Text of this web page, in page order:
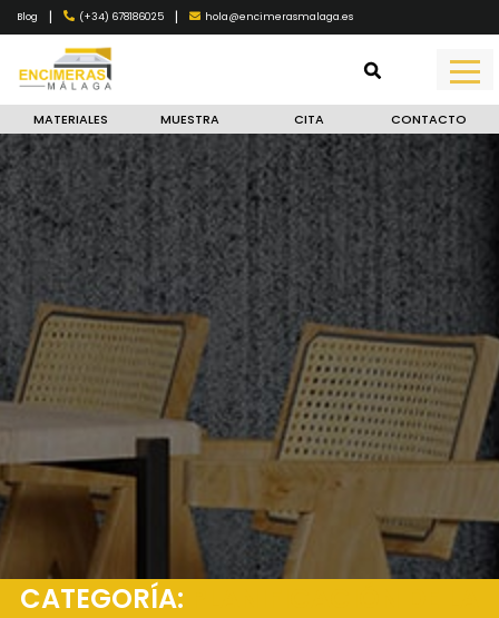
Blog | (+34) 678186025 | hola@encimerasmalaga.es
MATERIALES MUESTRA CITA CONTACTO
CATEGORÍA: